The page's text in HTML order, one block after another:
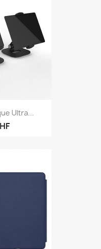
Ultra...